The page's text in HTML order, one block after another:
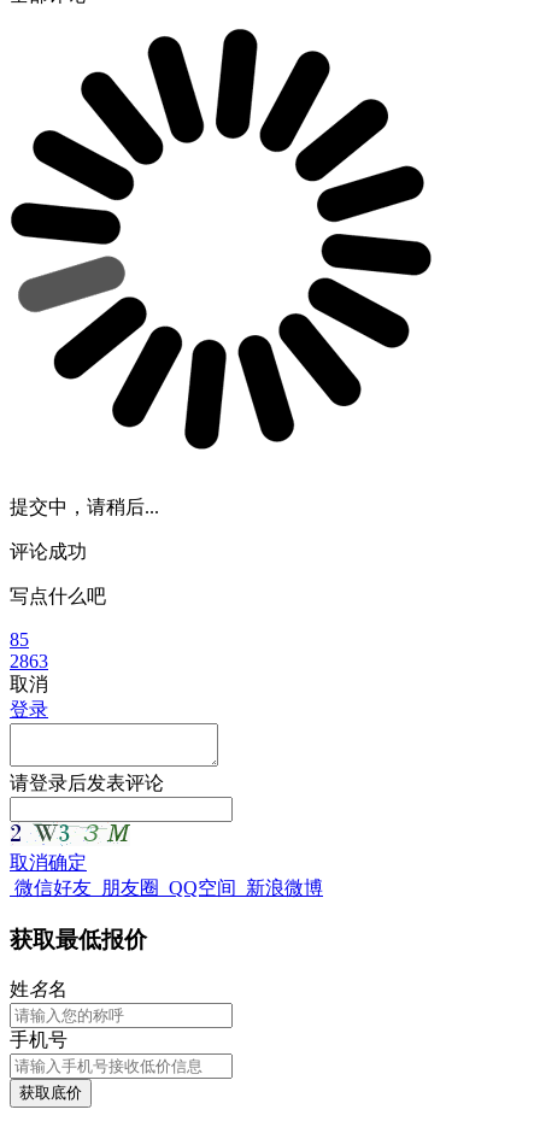
提交中，请稍后...
评论成功
写点什么吧
85
2863
取消
登录
请登录后发表评论
取消确定
微信好友 朋友圈 QQ空间 新浪微博
获取最低报价
姓名名
手机号
获取底价